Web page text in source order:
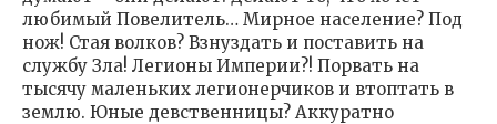
любимый Повелитель… Мирное население? Под
нож! Стая волков? Взнуздать и поставить на
службу Зла! Легионы Империи?! Порвать на
тысячу маленьких легионерчиков и втоптать в
землю. Юные девственницы? Аккуратно